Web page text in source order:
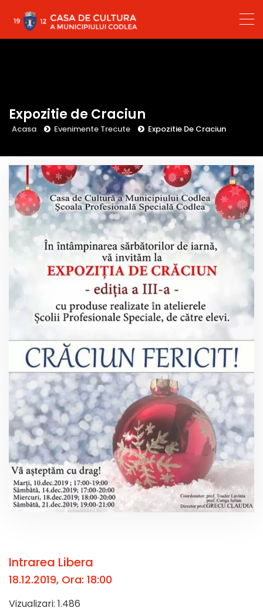
Expozitie de Craciun
Acasa Evenimente Trecute Expozitie De Craciun
Intrarea Libera
18.12.2019, Ora: 18:00
Vizualizari: 1.486